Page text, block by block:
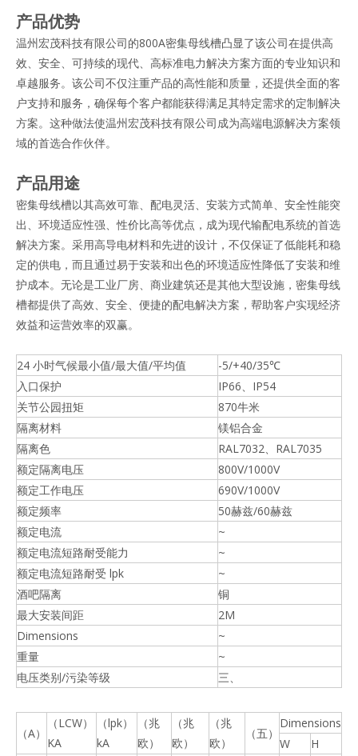
产品优势
温州宏茂科技有限公司的800A密集母线槽凸显了该公司在提供高
效、安全、可持续的现代、高标准电力解决方案方面的专业知识和
卓越服务。该公司不仅注重产品的高性能和质量，还提供全面的客
户支持和服务，确保每个客户都能获得满足其特定需求的定制解决
方案。这种做法使温州宏茂科技有限公司成为高端电源解决方案领
域的首选合作伙伴。
产品用途
密集母线槽以其高效可靠、配电灵活、安装方式简单、安全性能突
出、环境适应性强、性价比高等优点，成为现代输配电系统的首选
解决方案。采用高导电材料和先进的设计，不仅保证了低能耗和稳
定的供电，而且通过易于安装和出色的环境适应性降低了安装和维
护成本。无论是工业厂房、商业建筑还是其他大型设施，密集母线
槽都提供了高效、安全、便捷的配电解决方案，帮助客户实现经济
效益和运营效率的双赢。
24 小时气候最小值/最大值/平均值
-5/+40/35℃
入口保护
IP66、IP54
关节公园扭矩
870牛米
隔离材料
镁铝合金
隔离色
RAL7032、RAL7035
额定隔离电压
800V/1000V
额定工作电压
690V/1000V
额定频率
50赫兹/60赫兹
额定电流
~
额定电流短路耐受能力
~
额定电流短路耐受 lpk
~
酒吧隔离
铜
最大安装间距
2M
Dimensions
~
重量
~
电压类别/污染等级
三、
（A）
（LCW）
KA
（lpk）
kA
（兆
欧）
（兆
欧）
（兆
欧）
（五）
Dimensions
W
H